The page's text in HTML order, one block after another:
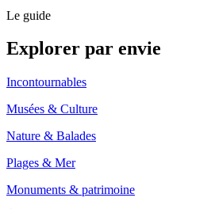
Le guide
Explorer par envie
Incontournables
Musées & Culture
Nature & Balades
Plages & Mer
Monuments & patrimoine